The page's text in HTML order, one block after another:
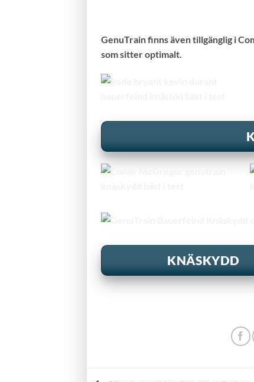
GenuTrain finns även tillgänglig i
som sitter optimalt.
KNÄSKYDD